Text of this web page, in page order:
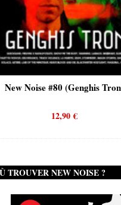
(Genghis Tron)
TROUVER NEW NOISE ?